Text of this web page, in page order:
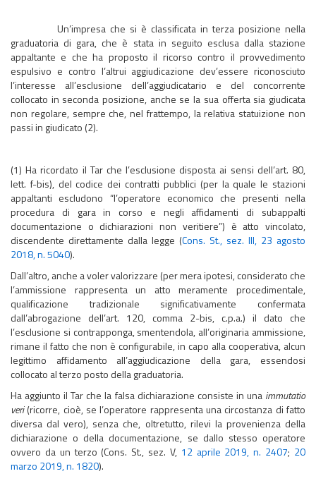
Un’impresa che si è classificata in terza posizione nella
graduatoria di gara, che è stata in seguito esclusa dalla stazione
appaltante e che ha proposto il ricorso contro il provvedimento
espulsivo e contro l’altrui aggiudicazione dev’essere riconosciuto
l’interesse all’esclusione dell’aggiudicatario e del concorrente
collocato in seconda posizione, anche se la sua offerta sia giudicata
non regolare, sempre che, nel frattempo, la relativa statuizione non
passi in giudicato (2).
(1) Ha ricordato il Tar che l’esclusione disposta ai sensi dell’art. 80,
lett. f-bis), del codice dei contratti pubblici (per la quale le stazioni
appaltanti escludono “l’operatore economico che presenti nella
procedura di gara in corso e negli affidamenti di subappalti
documentazione o dichiarazioni non veritiere”) è atto vincolato,
discendente direttamente dalla legge (Cons. St., sez. III, 23 agosto
2018, n. 5040).
Dall’altro, anche a voler valorizzare (per mera ipotesi, considerato che
l’ammissione rappresenta un atto meramente procedimentale,
qualificazione tradizionale significativamente confermata
dall’abrogazione dell’art. 120, comma 2-bis, c.p.a.) il dato che
l’esclusione si contrapponga, smentendola, all’originaria ammissione,
rimane il fatto che non è configurabile, in capo alla cooperativa, alcun
legittimo affidamento all’aggiudicazione della gara, essendosi
collocato al terzo posto della graduatoria.
Ha aggiunto il Tar che la falsa dichiarazione consiste in una immutatio
veri(ricorre, cioè, se l’operatore rappresenta una circostanza di fatto
diversa dal vero), senza che, oltretutto, rilevi la provenienza della
dichiarazione o della documentazione, se dallo stesso operatore
ovvero da un terzo (Cons. St., sez. V, 12 aprile 2019, n. 2407; 20
marzo 2019, n. 1820).